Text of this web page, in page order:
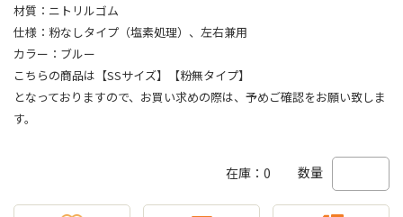
材質：ニトリルゴム
仕様：粉なしタイプ（塩素処理）、左右兼用
カラー：ブルー
こちらの商品は【SSサイズ】【粉無タイプ】
となっておりますので、お買い求めの際は、予めご確認をお願い致しま
す。
在庫：0 数量